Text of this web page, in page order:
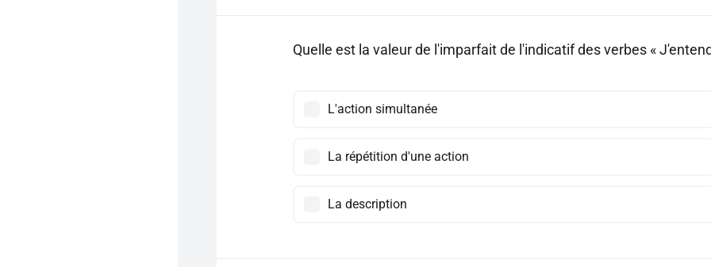
Quelle est la valeur de l'imparfait de l'indicatif des verbes «
L'action simultanée
La répétition d'une action
La description